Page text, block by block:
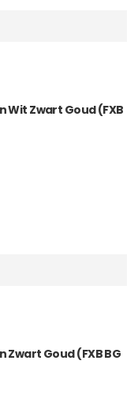
Zwart Goud (FXB
Goud (FXB BG